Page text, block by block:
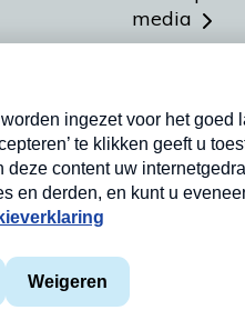
media
Meldpunt
Heel
Cookieverklaring